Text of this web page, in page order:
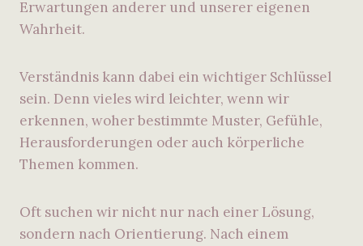
Erwartungen anderer und unserer eigenen
Wahrheit.
Verständnis kann dabei ein wichtiger Schlüssel
sein. Denn vieles wird leichter, wenn wir
erkennen, woher bestimmte Muster, Gefühle,
Herausforderungen oder auch körperliche
Themen kommen.
Oft suchen wir nicht nur nach einer Lösung,
sondern nach Orientierung. Nach einem